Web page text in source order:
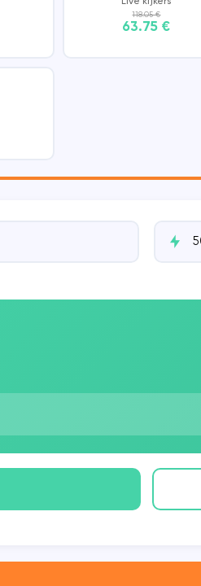
118.05 €
63.75 €